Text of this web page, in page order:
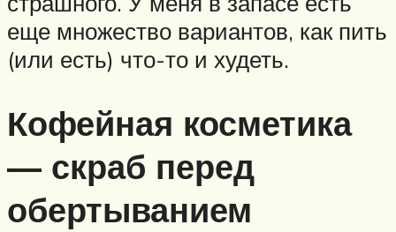
еще множество вариантов, как пить
(или есть) что-то и худеть.
Кофейная косметика
— скраб перед
обертыванием